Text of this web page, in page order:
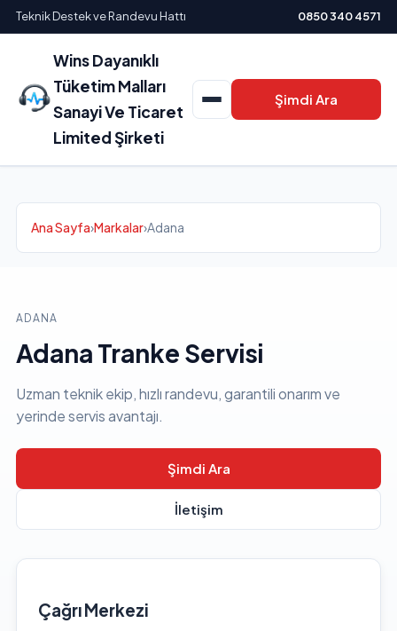
Teknik Destek ve Randevu Hattı 0850 340 4571
Wins Dayanıklı
Tüketim Malları
Sanayi Ve Ticaret
Limited Şirketi
Şimdi Ara
Ana Sayfa›Markalar›Adana
ADANA
Adana Tranke Servisi
Uzman teknik ekip, hızlı randevu, garantili onarım ve
yerinde servis avantajı.
Şimdi Ara
İletişim
Çağrı Merkezi